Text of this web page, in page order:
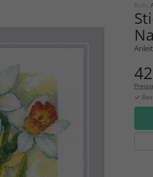
Riolis